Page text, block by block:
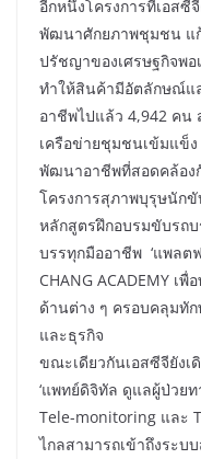
อีกหนึ่งโครงการที่เอสซี
พัฒนาศักยภาพชุมชน แ
ปรัชญาของเศรษฐกิจพอ
ทำให้สินค้ามีอัตลักษณ์แ
อาชีพไปแล้ว 4,942 คน
เครือข่ายชุมชนเข้มแข็ง
พัฒนาอาชีพที่สอดคล้อง
โครงการสุภาพบุรุษนักขั
หลักสูตรฝึกอบรมขับรถ
บรรทุกมืออาชีพ ‘แพลต
CHANG ACADEMY
ด้านต่าง ๆ ครอบคลุมทั
และธุรกิจ
ขณะเดียวกันเอสซีจียัง
‘แพทย์ดิจิทัล ดูแลผู้ป่วยท
Tele-monitoring และ
ไกลสามารถเข้าถึงระบ